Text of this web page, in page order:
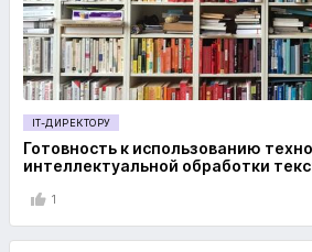
IT-ДИРЕКТОРУ
Готовность к использованию
интеллектуальной обработки
1